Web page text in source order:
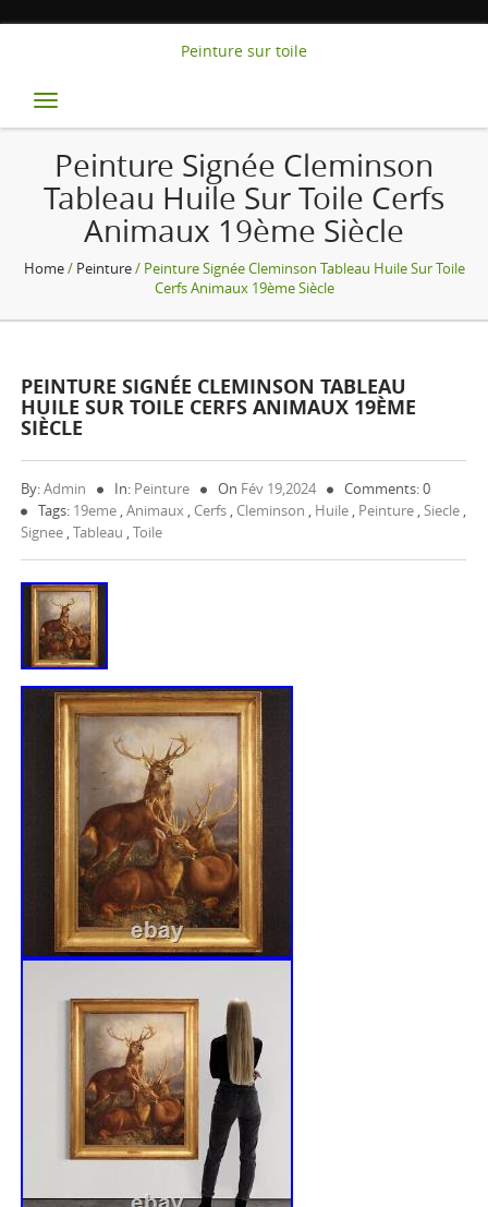
Peinture sur toile
Toggle
navigation
Peinture Signée Cleminson
Tableau Huile Sur Toile Cerfs
Animaux 19ème Siècle
Home/ Peinture/ Peinture Signée Cleminson Tableau Huile Sur Toile
Cerfs Animaux 19ème Siècle
PEINTURE SIGNÉE CLEMINSON TABLEAU
HUILE SUR TOILE CERFS ANIMAUX 19ÈME
SIÈCLE
By:Admin In: Peinture On Fév 19,2024
Comments: 0
Tags: 19eme ,Animaux , Cerfs , Cleminson , Huile , Peinture ,Siecle ,
Signee ,Tableau ,Toile